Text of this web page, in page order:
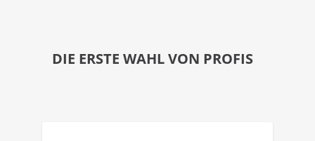
DIE ERSTE WAHL VON PROFIS